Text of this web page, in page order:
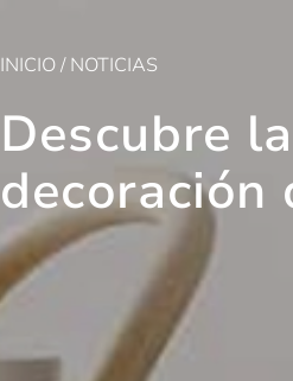
INICIO/ NOTICIAS
Descubre
decoración